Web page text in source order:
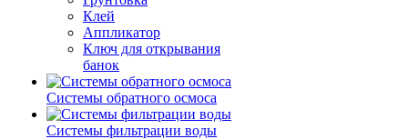
Клей
Аппликатор
Ключ для открывания
банок
Системы обратного осмоса
Системы фильтрации воды